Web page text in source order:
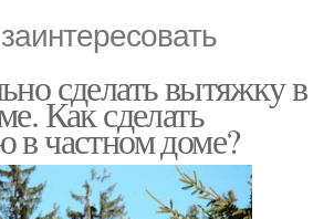
сделать вытяжку в
Как сделать
в частном доме?